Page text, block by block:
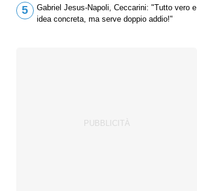
5
Gabriel Jesus-Napoli, Ceccarini: "Tutto vero e
idea concreta, ma serve doppio addio!"